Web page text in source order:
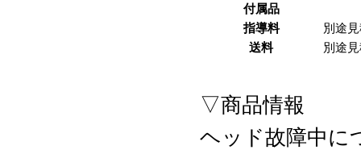
付属品
指導料
別途
送料
別途
▽商品情報
ヘッド故障中に